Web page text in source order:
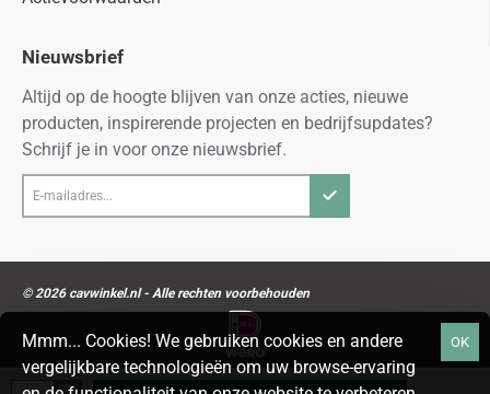
Mmm... Cookies! We gebruiken cookies en andere
vergelijkbare technologieën om uw browse-ervaring
OK
Nieuwsbrief
Altijd op de hoogte blijven van onze acties, nieuwe
producten, inspirerende projecten en bedrijfsupdates?
Schrijf je in voor onze nieuwsbrief.
mailadres...
© 2026 cavwinkel.nl - Alle rechten voorbehouden